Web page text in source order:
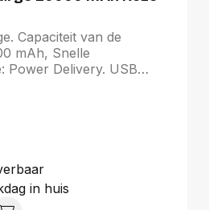
Intelligence en biedt het
vol power: je
je bent en je krijgt alles
Capaciteit van de
mAh, Snelle
Power Delivery. USB
van het product: Roze
in huis